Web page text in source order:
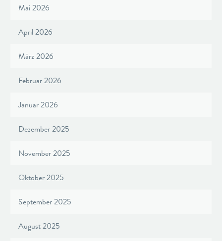
Mai 2026
April 2026
März 2026
Februar 2026
Januar 2026
Dezember 2025
November 2025
Oktober 2025
September 2025
August 2025